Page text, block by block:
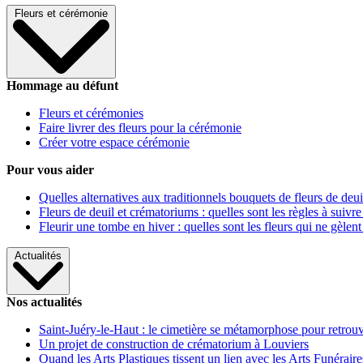
Fleurs et cérémonie
Hommage au défunt
Fleurs et cérémonies
Faire livrer des fleurs pour la cérémonie
Créer votre espace cérémonie
Pour vous aider
Quelles alternatives aux traditionnels bouquets de fleurs de
Fleurs de deuil et crématoriums : quelles sont les règles à
Fleurir une tombe en hiver : quelles sont les fleurs qui ne gèlent
Actualités
Nos actualités
Saint-Juéry-le-Haut : le cimetière se métamorphose pour
Un projet de construction de crématorium à Louviers
Quand les Arts Plastiques tissent un lien avec les Arts